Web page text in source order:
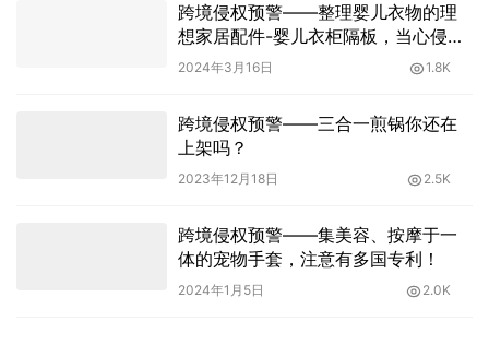
跨境侵权预警——整理婴儿衣物的理
想家居配件-婴儿衣柜隔板，当心侵
权！
2024年3月16日 1.8K
跨境侵权预警——三合一煎锅你还在
上架吗？
2023年12月18日 2.5K
跨境侵权预警——集美容、按摩于一
体的宠物手套，注意有多国专利！
2024年1月5日 2.0K